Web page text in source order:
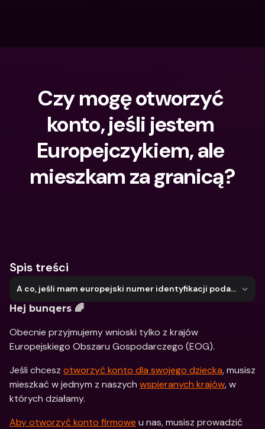
Czy mogę otworzyć
konto, jeśli jestem
Europejczykiem, ale
mieszkam za granicą?
Spis treści
A co, jeśli mam europejski numer identyfikacji podatkowej?
Hej bunqers 🌈
Obecnie przyjmujemy wnioski tylko z krajów
Europejskiego Obszaru Gospodarczego (EOG).
Jeśli chcesz otworzyć konto dla swojego dziecka, musisz
mieszkać w jednym z naszych wspieranych krajów, w
których działamy.
Aby otworzyć konto firmowe u nas, musisz prowadzić